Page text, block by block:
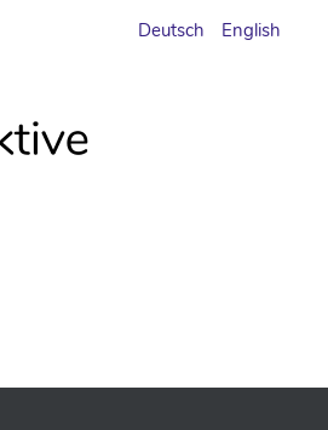
Deutsch English